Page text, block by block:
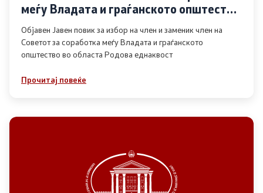
Финансиска поддршка
меѓу Владата и граѓанското општество
во областа Родова еднаквост
Објавен Јавен повик за избор на член и заменик член на
Советот за соработка меѓу Владата и граѓанското
општество во областа Родова еднаквост
Прочитај повеќе